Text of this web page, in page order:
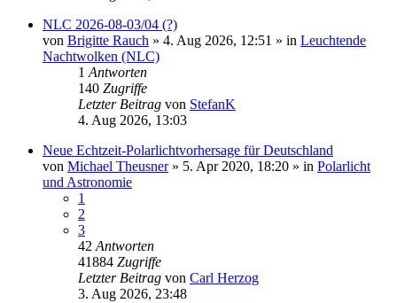
NLC 2026-08-03/04 (?)
von Brigitte Rauch » 4. Aug 2026, 12:51 » in Leuchtende
Nachtwolken (NLC)
1 Antworten
140 Zugriffe
Letzter Beitrag von StefanK
4. Aug 2026, 13:03
Neue Echtzeit-Polarlichtvorhersage für Deutschland
von Michael Theusner» 5. Apr 2020, 18:20 » in Polarlicht
und Astronomie
1
2
3
42 Antworten
41884 Zugriffe
Letzter Beitrag von Carl Herzog
3. Aug 2026, 23:48